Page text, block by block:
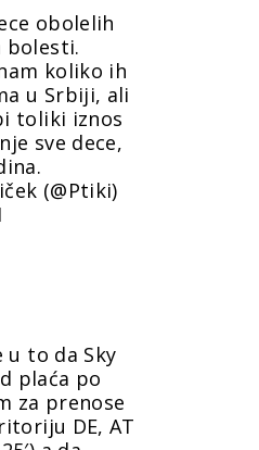
obolelih
bolesti.
koliko ih
u Srbiji, ali
toliki iznos
sve dece,
(@Ptiki)
u to da Sky
plaća po
za prenose
DE, AT